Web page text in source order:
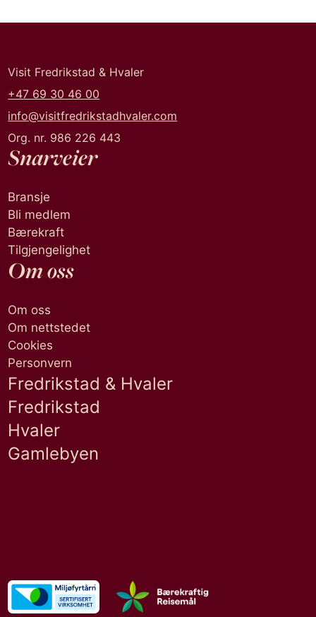
Visit Fredrikstad & Hvaler
+47 69 30 46 00
info@visitfredrikstadhvaler.com
Org. nr. 986 226 443
Snarveier
Bransje
Bli medlem
Bærekraft
Tilgjengelighet
Om oss
Om oss
Om nettstedet
Cookies
Personvern
Fredrikstad & Hvaler
Fredrikstad
Hvaler
Gamlebyen